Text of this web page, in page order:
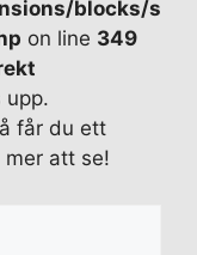
blocks/s
on line 349
upp.
får du ett
att se!